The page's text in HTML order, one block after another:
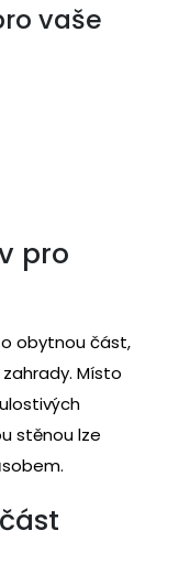
vaše
pro
obytnou část,
Místo
stěnou lze